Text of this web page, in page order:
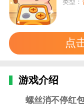
类型：
点
游戏介绍
螺丝消不停红